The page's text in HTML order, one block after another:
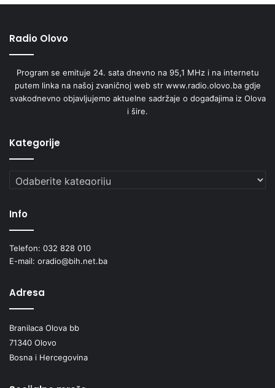
Radio Olovo
Program se emituje 24. sata dnevno na 95,1 MHz i na internetu
putem linka na našoj zvaničnoj web str www.radio.olovo.ba gdje
svakodnevno objavljujemo aktuelne sadržaje o događajima iz Olova
i šire.
Kategorije
Kategorije
Info
Telefon: 032 828 010
E-mail: oradio@bih.net.ba
Adresa
Branilaca Olova bb
71340 Olovo
Bosna i Hercegovina